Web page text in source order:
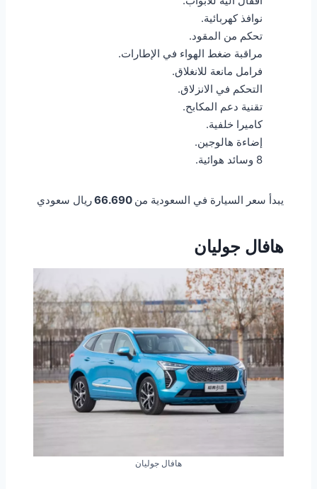
نوافذ كهربائية.
تحكم من المقود.
مراقبة ضغط الهواء في الإطارات.
فرامل مانعة للانغلاق.
التحكم في الانزلاق.
تقنية دعم المكابح.
كاميرا خلفية.
إضاءة هالوجين.
8 وسائد هوائية.
يبدأ سعر السيارة في السعودية من ريال سعودي
هافال جوليان
هافال جوليان